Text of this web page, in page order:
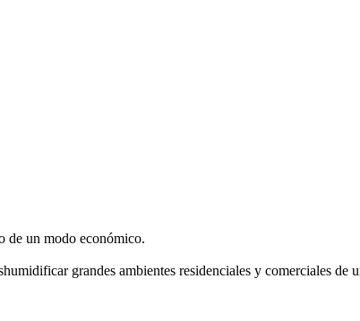
de un modo económico.
grandes ambientes residenciales y comerciales de